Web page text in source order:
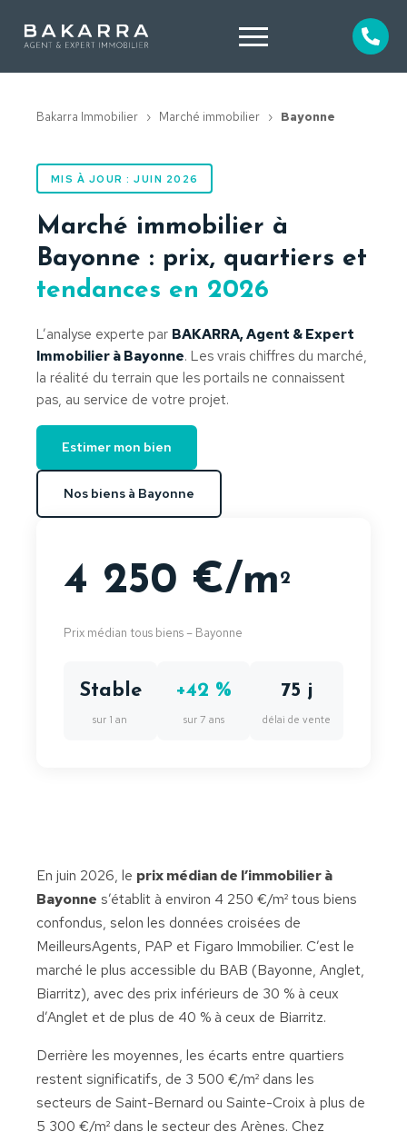
Bakarra Immobilier › Marché immobilier › Bayonne
MIS À JOUR : JUIN 2026
Marché immobilier à
Bayonne : prix, quartiers et
tendances en 2026
L’analyse experte par BAKARRA, Agent & Expert
Immobilier à Bayonne. Les vrais chiffres du marché,
la réalité du terrain que les portails ne connaissent
pas, au service de votre projet.
Estimer mon bien
Nos biens à Bayonne
4 250 €/m 2
Prix médian tous biens – Bayonne
Stable
sur 1 an
+42 %
sur 7 ans
75 j
délai de vente
En juin 2026, le prix médian de l’immobilier à
Bayonne s’établit à environ 4 250 €/m² tous biens
confondus, selon les données croisées de
MeilleursAgents, PAP et Figaro Immobilier. C’est le
marché le plus accessible du BAB (Bayonne, Anglet,
Biarritz), avec des prix inférieurs de 30 % à ceux
d’Anglet et de plus de 40 % à ceux de Biarritz.
Derrière les moyennes, les écarts entre quartiers
restent significatifs, de 3 500 €/m² dans les
secteurs de Saint-Bernard ou Sainte-Croix à plus de
5 300 €/m² dans le secteur des Arènes. Chez